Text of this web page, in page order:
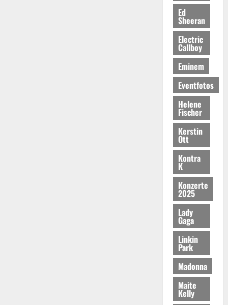
Ed
Sheeran
Electric
Callboy
Eminem
Eventfotos
Helene
Fischer
Kerstin
Ott
Kontra
K
Konzerte
2025
Lady
Gaga
Linkin
Park
Madonna
Maite
Kelly